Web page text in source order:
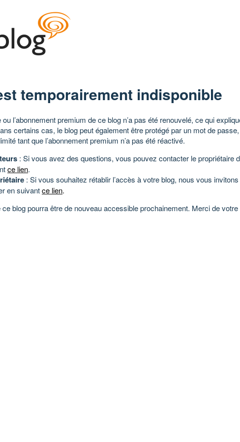
temporairement indisponible
l’abonnement premium de ce blog n’a pas été renouvelé, ce qui
certains cas, le blog peut également être protégé par un mot de passe,
tant que l’abonnement premium n’a pas été réactivé.
: Si vous avez des questions, vous pouvez contacter le propriétaire
ce lien.
: Si vous souhaitez rétablir l’accès à votre blog, nous vous
en suivantce lien.
blog pourra être de nouveau accessible prochainement. Merci de votre